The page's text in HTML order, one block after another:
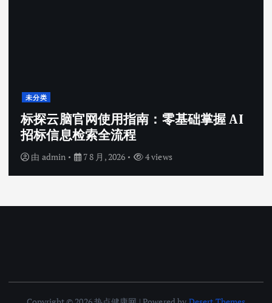
未分类
标探云脑官网使用指南：零基础掌握 AI
招标信息检索全流程
由 admin 7 8 月, 2026 4 views